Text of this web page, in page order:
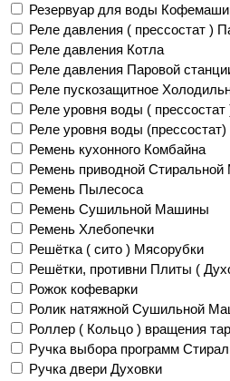
Резервуар для воды
Реле давления ( прессостат )
Реле давления Котла
Реле давления Паровой
Реле пускозащитное
Реле уровня воды (
Реле уровня воды
Ремень кухонного Комбайна
Ремень приводной
Ремень Пылесоса
Ремень Сушильной Машины
Ремень Хлебопечки
Решётка ( сито ) Мясорубки
Решётки, противни Плиты (
Рожок кофеварки
Ролик натяжной Сушильной
Роллер ( Кольцо ) вращения
Ручка выбора программ
Ручка двери Духовки